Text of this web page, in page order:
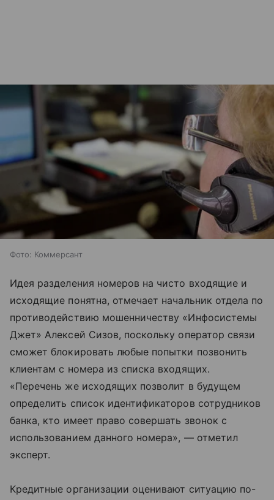
Фото: Коммерсант
Идея разделения номеров на чисто входящие и
исходящие понятна, отмечает начальник отдела по
противодействию мошенничеству «Инфосистемы
Джет» Алексей Сизов, поскольку оператор связи
сможет блокировать любые попытки позвонить
клиентам с номера из списка входящих.
«Перечень же исходящих позволит в будущем
определить список идентификаторов сотрудников
банка, кто имеет право совершать звонок с
использованием данного номера», — отметил
эксперт.
Кредитные организации оценивают ситуацию по-